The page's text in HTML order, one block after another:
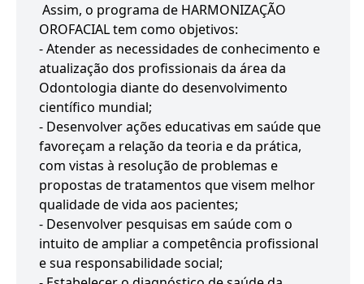
Assim, o programa de HARMONIZAÇÃO
OROFACIAL tem como objetivos:
- Atender as necessidades de conhecimento e
atualização dos profissionais da área da
Odontologia diante do desenvolvimento
científico mundial;
- Desenvolver ações educativas em saúde que
favoreçam a relação da teoria e da prática,
com vistas à resolução de problemas e
propostas de tratamentos que visem melhor
qualidade de vida aos pacientes;
- Desenvolver pesquisas em saúde com o
intuito de ampliar a competência profissional
e sua responsabilidade social;